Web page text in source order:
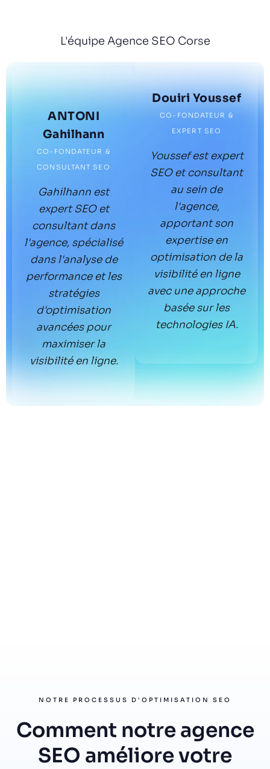
L'équipe Agence SEO Corse
ANTONI
Gahilhann
CO-FONDATEUR &
CONSULTANT SEO
Gahilhann est
expert SEO et
consultant dans
l'agence, spécialisé
dans l'analyse de
performance et les
stratégies
d'optimisation
avancées pour
maximiser la
visibilité en ligne.
Douiri Youssef
CO-FONDATEUR &
EXPERT SEO
Youssef est expert
SEO et consultant
au sein de
l'agence,
apportant son
expertise en
optimisation de la
visibilité en ligne
avec une approche
basée sur les
technologies IA.
NOTRE PROCESSUS D'OPTIMISATION SEO
Comment notre agence
SEO améliore votre